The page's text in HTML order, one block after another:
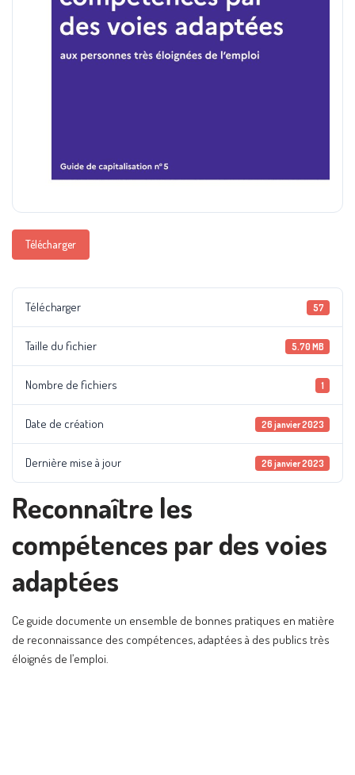
Télécharger
Télécharger 57
Taille du fichier 5.70 MB
Nombre de fichiers 1
Date de création 26 janvier 2023
Dernière mise à jour 26 janvier 2023
Reconnaître les
compétences par des voies
adaptées
Ce guide documente un ensemble de bonnes pratiques en matière
de reconnaissance des compétences, adaptées à des publics très
éloignés de l’emploi.